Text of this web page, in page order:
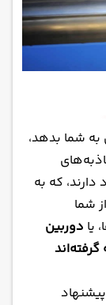
شما بدهد،
که به
شما
یا دوربین‌